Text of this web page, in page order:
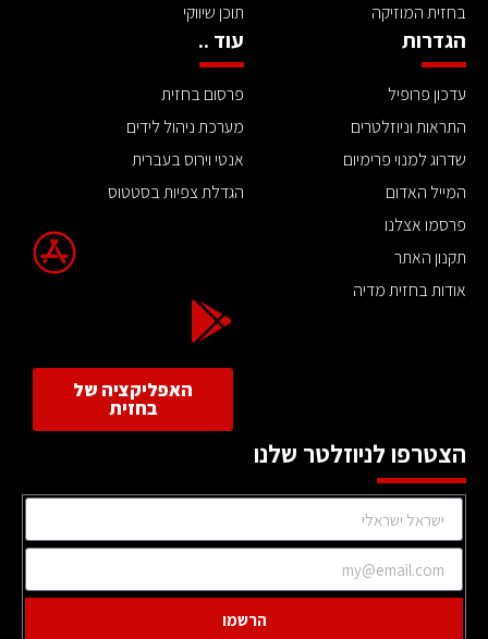
בחזית המוזיקה
תוכן שיווקי
הגדרות
עדכון פרופיל
התראות וניוזלטרים
שדרוג למנוי פרימיום
המייל האדום
פרסמו אצלנו
תקנון האתר
אודות בחזית מדיה
עוד ..
פרסום בחזית
מערכת ניהול לידים
אנטי וירוס בעברית
הגדלת צפיות בסטטוס
האפליקציה של
בחזית
הצטרפו לניוזלטר שלנו
הרשמו